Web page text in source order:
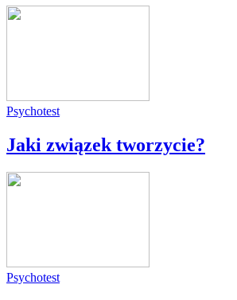
Psychotest
Jaki związek tworzycie?
Psychotest